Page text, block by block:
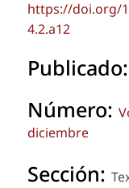
https://doi.org/
4.2.a12
Publicado:
Número:
diciembre
Sección: